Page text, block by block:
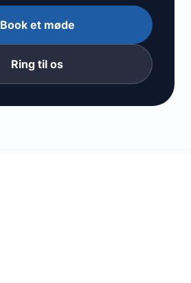
Book et møde
Ring til os